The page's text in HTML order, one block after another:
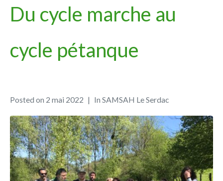
Du cycle marche au
cycle pétanque
Posted on 2 mai 2022 In SAMSAH Le Serdac